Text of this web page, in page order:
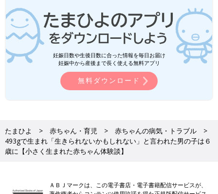
妊娠日数や生後日数に合った情報を毎日お届け
妊娠中から産後まで長く使える無料アプリ
無料ダウンロード
たまひよ 赤ちゃん・育児
赤ちゃんの病気・トラブル
493gで生まれ「生きられないかもしれない」と言われた男の子は６
歳に【小さく生まれた赤ちゃん体験談】
ＡＢＪマークは、この電子書店・電子書籍配信サービスが、